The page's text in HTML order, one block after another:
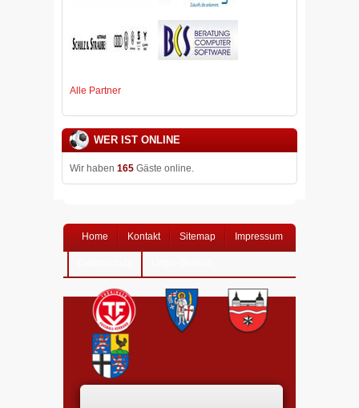
Alle Partner
WER IST ONLINE
Wir haben 165 Gäste online.
Home Kontakt Sitemap Impressum